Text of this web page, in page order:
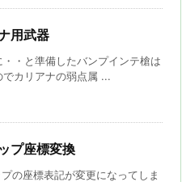
用武器
・と準備したバンプインテ槍は
でカリアナの弱点属 ...
プ座標変換
の座標表記が変更になってしま